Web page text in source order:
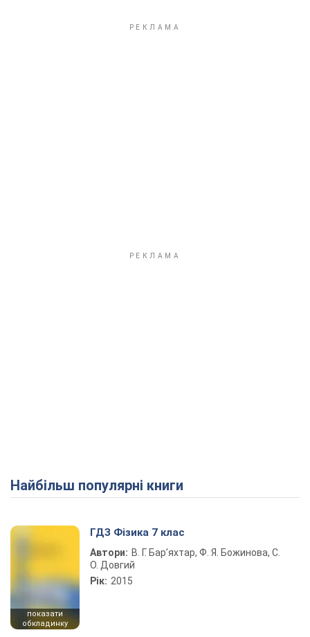
Найбільш популярні книги
показати
обкладинку
ГДЗ Фізика 7 клас
Автори: В. Г. Бар’яхтар, Ф. Я. Божинова, С.
О. Довгий
Рік: 2015